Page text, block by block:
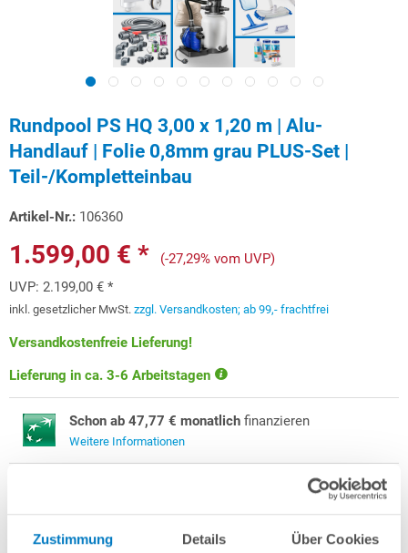
Zustimmung Details Über Cookies
Rundpool PS HQ 3,00 x 1,20 m | Alu-
Handlauf | Folie 0,8mm grau PLUS-Set |
Teil-/Kompletteinbau
Artikel-Nr.: 106360
1.599,00 € *
(-27,29% vom UVP)
UVP: 2.199,00 € *
inkl. gesetzlicher MwSt. zzgl. Versandkosten; ab 99,- frachtfrei
Versandkostenfreie Lieferung!
Lieferung in ca. 3-6 Arbeitstagen
Schon ab 47,77 € monatlich finanzieren
Weitere Informationen